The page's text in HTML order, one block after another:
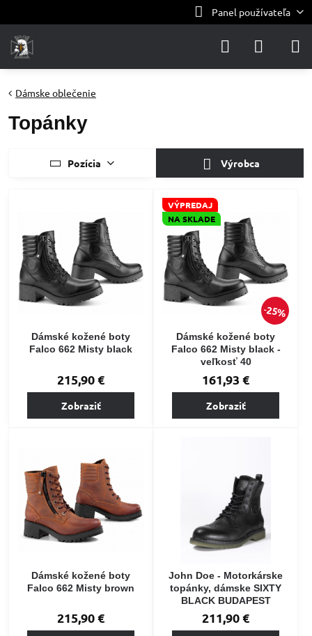
Panel používateľa
Dámske oblečenie
Topánky
Pozícia Výrobca
Dámské kožené boty
Falco 662 Misty black
215,90 €
Zobraziť
25%
VÝPREDAJ
NA SKLADE
Dámské kožené boty
Falco 662 Misty black -
veľkosť 40
161,93 €
Zobraziť
Dámské kožené boty
Falco 662 Misty brown
215,90 €
John Doe - Motorkárske
topánky, dámske SIXTY
BLACK BUDAPEST
211,90 €